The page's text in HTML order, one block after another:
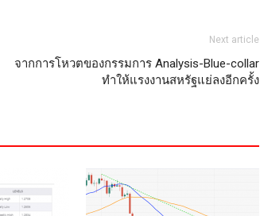
Next article
จากการโหวตของกรรมการ Analysis-Blue-collar
ทำให้แรงงานสหรัฐแย่ลงอีกครั้ง